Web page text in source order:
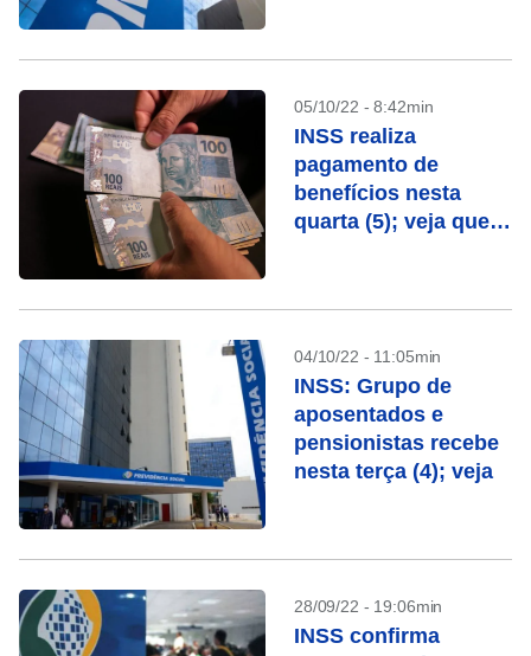
05/10/22 - 8:42min
INSS realiza
pagamento de
benefícios nesta
quarta (5); veja quem
04/10/22 - 11:05min
INSS: Grupo de
aposentados e
pensionistas recebe
nesta terça (4); veja
28/09/22 - 19:06min
INSS confirma